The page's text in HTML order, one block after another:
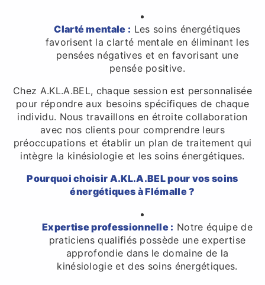
Clarté mentale : Les soins énergétiques
favorisent la clarté mentale en éliminant les
pensées négatives et en favorisant une
pensée positive.
Chez A.KL.A.BEL, chaque session est personnalisée
pour répondre aux besoins spécifiques de chaque
individu. Nous travaillons en étroite collaboration
avec nos clients pour comprendre leurs
préoccupations et établir un plan de traitement qui
intègre la kinésiologie et les soins énergétiques.
Pourquoi choisir A.KL.A.BEL pour vos soins
énergétiques à Flémalle ?
Expertise professionnelle : Notre équipe de
praticiens qualifiés possède une expertise
approfondie dans le domaine de la
kinésiologie et des soins énergétiques.